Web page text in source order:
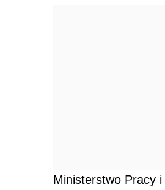
Ministerstwo Pracy i